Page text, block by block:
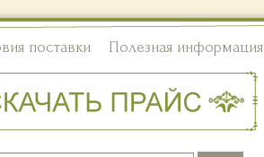
поставки Полезная информация